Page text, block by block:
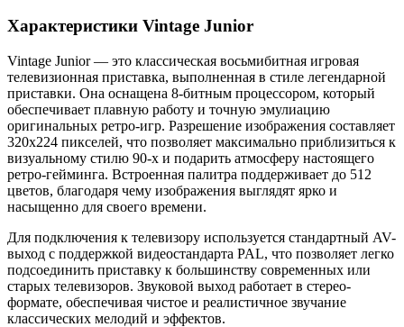
Характеристики Vintage Junior
Vintage Junior — это классическая восьмибитная игровая
телевизионная приставка, выполненная в стиле легендарной
приставки. Она оснащена 8-битным процессором, который
обеспечивает плавную работу и точную эмулиацию
оригинальных ретро-игр. Разрешение изображения составляет
320х224 пикселей, что позволяет максимально приблизиться к
визуальному стилю 90-х и подарить атмосферу настоящего
ретро-гейминга. Встроенная палитра поддерживает до 512
цветов, благодаря чему изображения выглядят ярко и
насыщенно для своего времени.
Для подключения к телевизору используется стандартный AV-
выход с поддержкой видеостандарта PAL, что позволяет легко
подсоединить приставку к большинству современных или
старых телевизоров. Звуковой выход работает в стерео-
формате, обеспечивая чистое и реалистичное звучание
классических мелодий и эффектов.